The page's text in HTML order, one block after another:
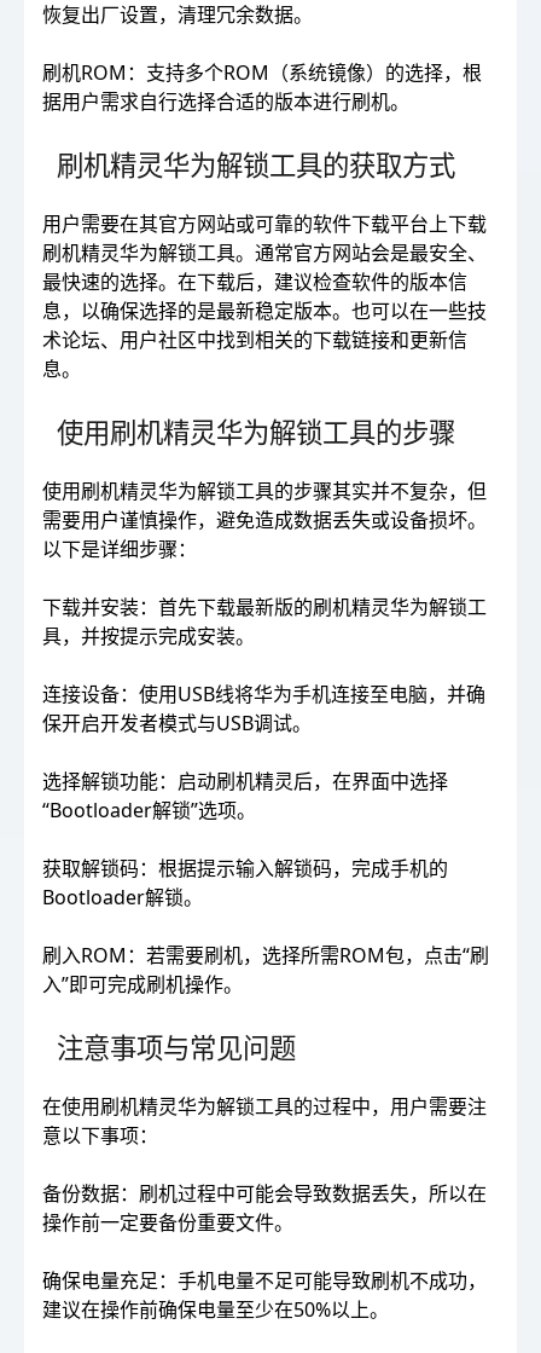
恢复出厂设置，清理冗余数据。
刷机ROM：支持多个ROM（系统镜像）的选择，根
据用户需求自行选择合适的版本进行刷机。
刷机精灵华为解锁工具的获取方式
用户需要在其官方网站或可靠的软件下载平台上下载
刷机精灵华为解锁工具。通常官方网站会是最安全、
最快速的选择。在下载后，建议检查软件的版本信
息，以确保选择的是最新稳定版本。也可以在一些技
术论坛、用户社区中找到相关的下载链接和更新信
息。
使用刷机精灵华为解锁工具的步骤
使用刷机精灵华为解锁工具的步骤其实并不复杂，但
需要用户谨慎操作，避免造成数据丢失或设备损坏。
以下是详细步骤：
下载并安装：首先下载最新版的刷机精灵华为解锁工
具，并按提示完成安装。
连接设备：使用USB线将华为手机连接至电脑，并确
保开启开发者模式与USB调试。
选择解锁功能：启动刷机精灵后，在界面中选择
“Bootloader解锁”选项。
获取解锁码：根据提示输入解锁码，完成手机的
Bootloader解锁。
刷入ROM：若需要刷机，选择所需ROM包，点击“刷
入”即可完成刷机操作。
注意事项与常见问题
在使用刷机精灵华为解锁工具的过程中，用户需要注
意以下事项：
备份数据：刷机过程中可能会导致数据丢失，所以在
操作前一定要备份重要文件。
确保电量充足：手机电量不足可能导致刷机不成功，
建议在操作前确保电量至少在50%以上。